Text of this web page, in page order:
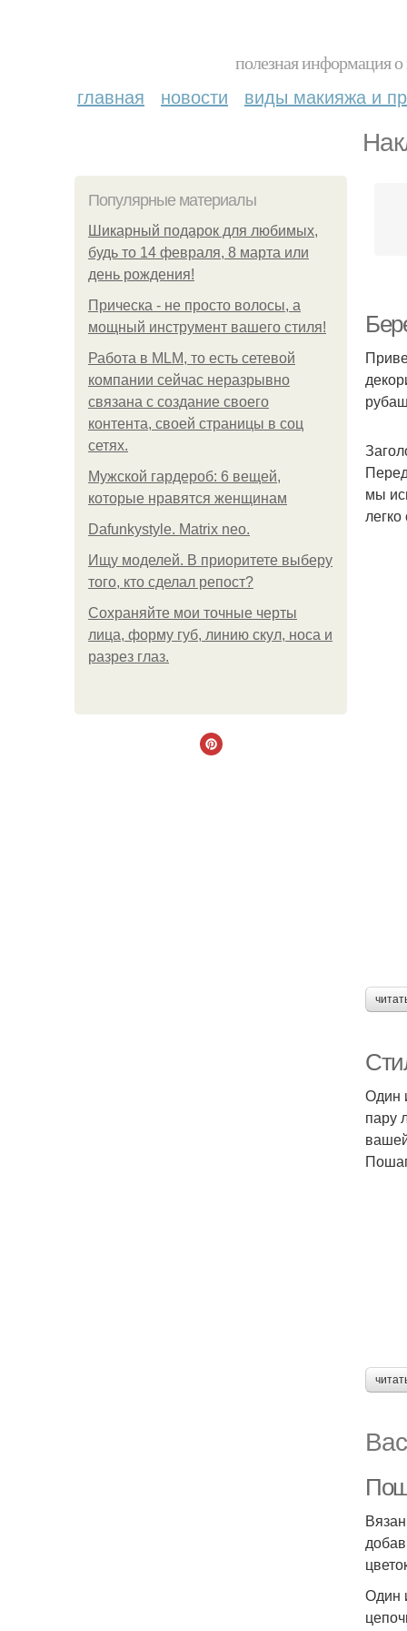
полезная информация
главная новости виды макияжа и
Популярные материалы
Шикарный подарок для любимых,
будь то 14 февраля, 8 марта или
день рождения!
Прическа - не просто волосы, а
мощный инструмент вашего стиля!
Работа в MLM, то есть сетевой
компании сейчас неразрывно
связана с создание своего
контента, своей страницы в соц
сетях.
Мужской гардероб: 6 вещей,
которые нравятся женщинам
Dafunkystyle. Matrix neo.
Ищу моделей. В приоритете выберу
того, кто сделал репост?
Сохраняйте мои точные черты
лица, форму губ, линию скул, носа и
разрез глаз.
мы
Один
пару
Один